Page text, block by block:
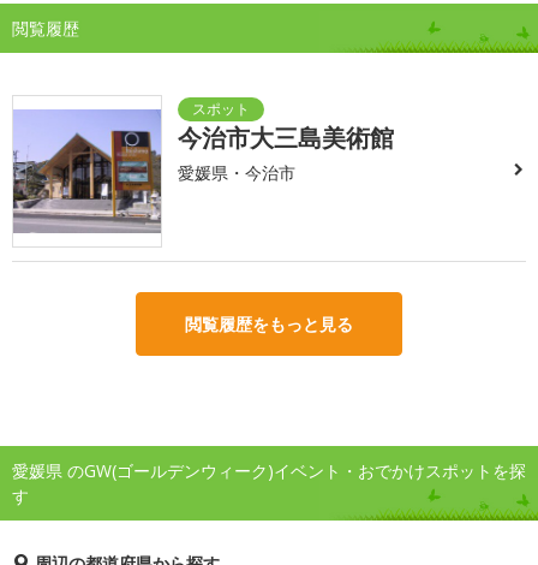
閲覧履歴
今治市大三島美術館
愛媛県・今治市
閲覧履歴をもっと見る
愛媛県 のGW(ゴールデンウィーク)イベント・おでかけスポットを探
す